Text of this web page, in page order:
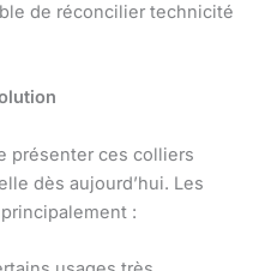
de réconcilier technicité
présenter ces colliers
dès aujourd’hui. Les
: